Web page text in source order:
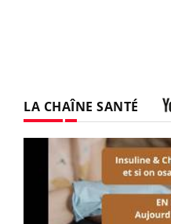
LA CHAÎNE SANTÉ